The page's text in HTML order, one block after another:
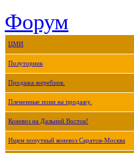
Форум
ЦМИ
Полуторник
Продажа жеребцов.
Племенные пони на продажу.
Коневоз на Дальний Восток!
Ищем попутный коневоз Саратов-Москва